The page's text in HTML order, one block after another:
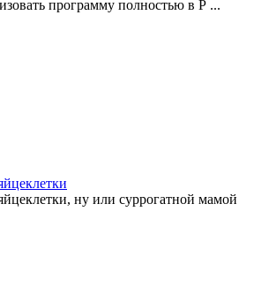
программу полностью в Р ...
ну или суррогатной мамой